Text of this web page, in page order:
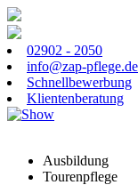
02902 - 2050
info@zap-pflege.de
Schnellbewerbung
Klientenberatung
Ausbildung
Tourenpflege